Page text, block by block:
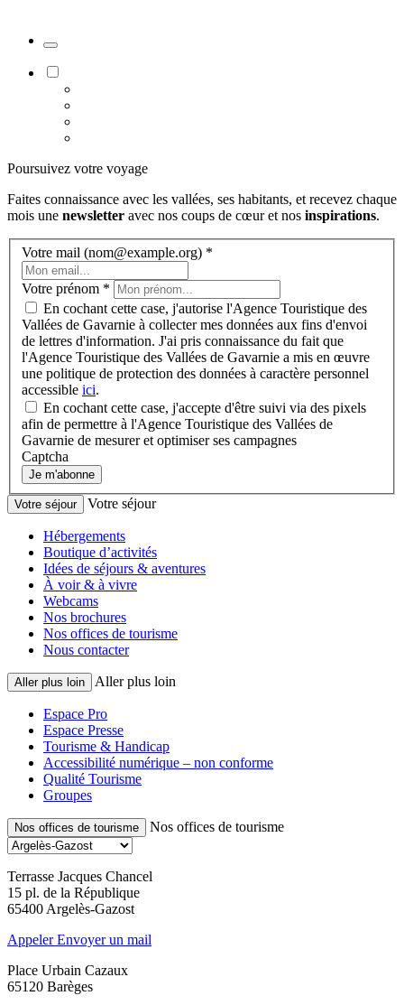
Poursuivez votre voyage
Faites connaissance avec les vallées, ses habitants, et recevez chaque
mois une newsletter avec nos coups de cœur et nos inspirations.
Votre mail (nom@example.org) *
Votre prénom *
En cochant cette case, j'autorise l'Agence Touristique des
Vallées de Gavarnie à collecter mes données aux fins d'envoi
de lettres d'information. J'ai pris connaissance du fait que
l'Agence Touristique des Vallées de Gavarnie a mis en œuvre
une politique de protection des données à caractère personnel
accessible ici.
En cochant cette case, j'accepte d'être suivi via des pixels
afin de permettre à l'Agence Touristique des Vallées de
Gavarnie de mesurer et optimiser ses campagnes
Captcha
Je m'abonne
Votre séjour Votre séjour
Hébergements
Boutique d’activités
Idées de séjours & aventures
À voir & à vivre
Webcams
Nos brochures
Nos offices de tourisme
Nous contacter
Aller plus loin Aller plus loin
Espace Pro
Espace Presse
Tourisme & Handicap
Accessibilité numérique – non conforme
Qualité Tourisme
Groupes
Nos offices de tourisme Nos offices de tourisme
Terrasse Jacques Chancel
15 pl. de la République
65400 Argelès-Gazost
AppelerEnvoyer un mail
Place Urbain Cazaux
65120 Barèges